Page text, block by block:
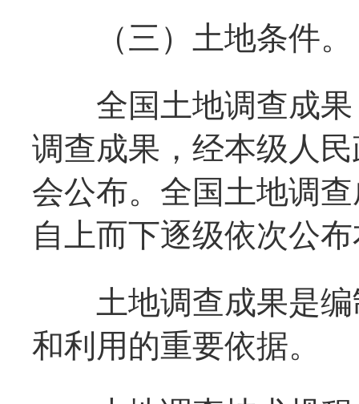
（三）土地条件。
全国土地调查成果
调查成果，经本级人
会公布。全国土地调
自上而下逐级依次公
土地调查成果是编
和利用的重要依据。